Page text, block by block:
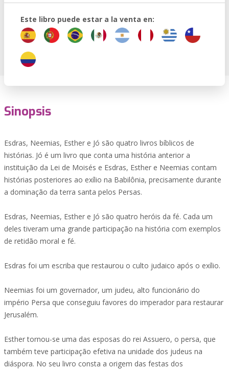
Este libro puede estar a la venta en:
Sinopsis
Esdras, Neemias, Esther e Jó são quatro livros bíblicos de
histórias. Jó é um livro que conta uma história anterior a
instituição da Lei de Moisés e Esdras, Esther e Neemias contam
histórias posteriores ao exílio na Babilônia, precisamente durante
a dominação da terra santa pelos Persas.
Esdras, Neemias, Esther e Jó são quatro heróis da fé. Cada um
deles tiveram uma grande participação na história com exemplos
de retidão moral e fé.
Esdras foi um escriba que restaurou o culto judaico após o exílio.
Neemias foi um governador, um judeu, alto funcionário do
império Persa que conseguiu favores do imperador para restaurar
Jerusalém.
Esther tornou-se uma das esposas do rei Assuero, o persa, que
também teve participação efetiva na unidade dos judeus na
diáspora. No seu livro consta a origem das festas dos